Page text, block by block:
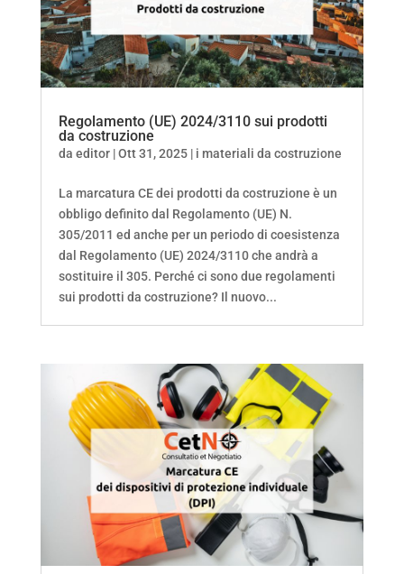
Regolamento (UE) 2024/3110 sui prodotti
da costruzione
da editor|Ott 31, 2025| i materiali da costruzione
La marcatura CE dei prodotti da costruzione è un
obbligo definito dal Regolamento (UE) N.
305/2011 ed anche per un periodo di coesistenza
dal Regolamento (UE) 2024/3110 che andrà a
sostituire il 305. Perché ci sono due regolamenti
sui prodotti da costruzione? Il nuovo...